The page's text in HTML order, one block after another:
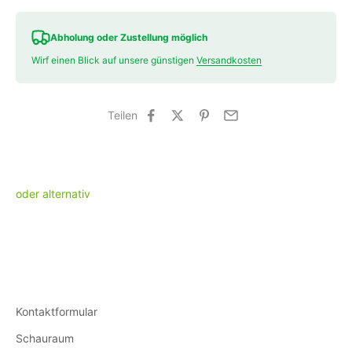
Abholung oder Zustellung möglich
Wirf einen Blick auf unsere günstigen Versandkosten
Teilen
Kontaktformular
Schauraum